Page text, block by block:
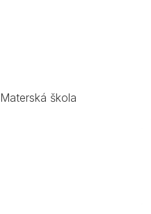
Materská škola